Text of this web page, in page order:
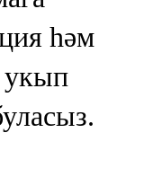
һәм
укып